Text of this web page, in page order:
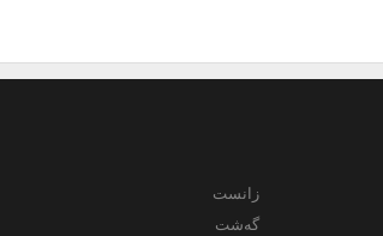
زانست
گەشت